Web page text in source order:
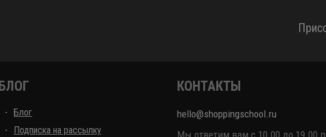
БЛОГ
Блог
Подписка на рассылку
КОНТАКТЫ
hello@shoppingschool.ru
Мы ответим вам с 10.00 до 19.00